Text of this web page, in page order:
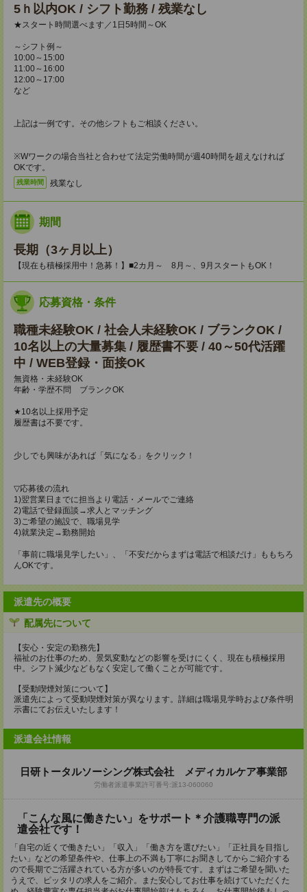
5ｈ以内OK / シフト勤務 / 残業なし
★スタート時間選べます／1日5時間～OK
～シフト例～
10:00～15:00
11:00～16:00
12:00～17:00
など
上記は一例です。その他シフトもご相談ください。
※Wワークの場合当社と合わせて法定労働時間が週40時間を超えなければ
OKです。
残業時間 残業なし
期間
長期（3ヶ月以上）
【現在も積極採用中！急募！】■2カ月～ 8月～、9月スタートもOK！
応募資格・条件
職種未経験OK / 社会人未経験OK / ブランクOK /
10名以上の大量募集 / 履歴書不要 / 40～50代活躍
中 / WEB登録・面接OK
無資格・未経験OK
年齢・学歴不問 ブランクOK
★10名以上採用予定
履歴書は不要です。
少しでも興味があれば「気になる」をクリック！
▽応募後の流れ
1)翌営業日までに担当より電話・メールでご連絡
2)電話で登録面談→求人とマッチング
3)ご希望の施設で、職場見学
4)就業決定→勤務開始
「事前に職場見学したい」、「不安だからまずは電話で相談だけ」ももちろ
んOKです。
派遣先の概要
配属先について
【安心・安定の勤務先】
福祉のお仕事のため、景気変動などの影響を受けにくく、現在も積極採用
中。シフト減少などもなく安定して働くことが可能です。
【受動喫煙対策について】
派遣先によって受動喫煙対策が異なります。詳細は職場見学時および条件明
示書にてお伝えいたします！
派遣会社情報
日研トータルソーシング株式会社 メディカルケア事業部
労働者派遣事業許可番号:派13-060060
「こんな風に働きたい」をサポート＊介護職専門の派
遣会社です！
「自宅の近くで働きたい」「収入」「働き方を選びたい」「正社員を目指し
たい」などの希望条件や、仕事上の不満も丁寧にお聞きしてからご紹介する
ので長期でご活躍されている方が多いのが特長です。まずはご希望を聞いた
うえで、ピッタリの求人をご紹介。また安心してお仕事を続けていただくた